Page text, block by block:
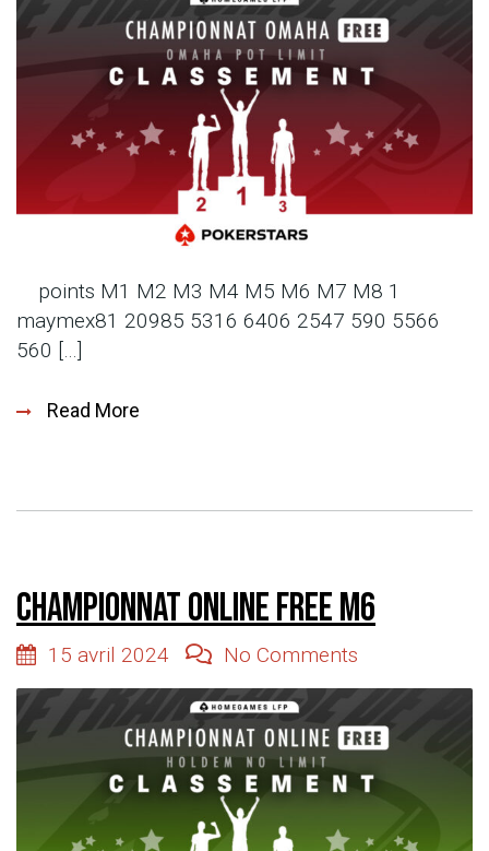
points M1 M2 M3 M4 M5 M6 M7 M8 1
maymex81 20985 5316 6406 2547 590 5566
560 […]
Read More
Championnat online free M6
15 avril 2024 No Comments